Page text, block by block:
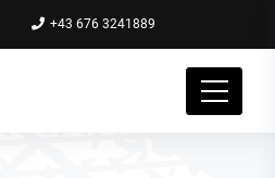
+43 676 3241889